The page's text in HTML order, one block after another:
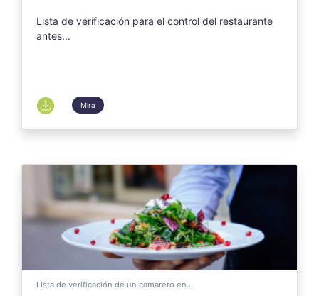
Lista de verificación para el control del restaurante
antes...
Mira
Lista de verificación de un camarero en...